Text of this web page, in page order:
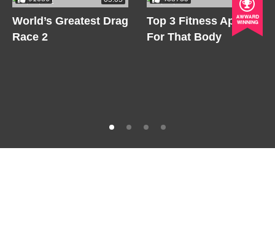
World’s Greatest Drag
Race 2
Top 3 Fitness Apps
For That Body